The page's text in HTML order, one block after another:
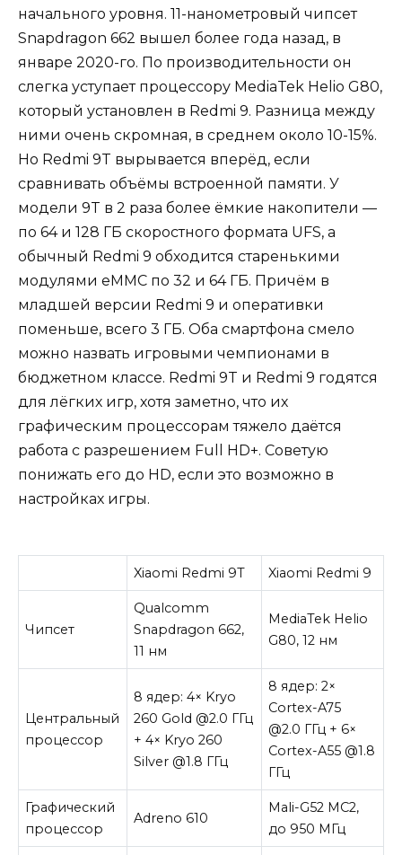
начального уровня. 11-нанометровый чипсет
Snapdragon 662 вышел более года назад, в
январе 2020-го. По производительности он
слегка уступает процессору MediaTek Helio G80,
который установлен в Redmi 9. Разница между
ними очень скромная, в среднем около 10-15%.
Но Redmi 9T вырывается вперёд, если
сравнивать объёмы встроенной памяти. У
модели 9T в 2 раза более ёмкие накопители —
по 64 и 128 ГБ скоростного формата UFS, а
обычный Redmi 9 обходится старенькими
модулями eMMC по 32 и 64 ГБ. Причём в
младшей версии Redmi 9 и оперативки
поменьше, всего 3 ГБ. Оба смартфона смело
можно назвать игровыми чемпионами в
бюджетном классе. Redmi 9T и Redmi 9 годятся
для лёгких игр, хотя заметно, что их
графическим процессорам тяжело даётся
работа с разрешением Full HD+. Советую
понижать его до HD, если это возможно в
настройках игры.
Xiaomi Redmi 9T Xiaomi Redmi 9
Чипсет
Qualcomm
Snapdragon 662,
11 нм
MediaTek Helio
G80, 12 нм
Центральный
процессор
8 ядер: 4× Kryo
260 Gold @2.0 ГГц
+ 4× Kryo 260
Silver @1.8 ГГц
8 ядер: 2×
Cortex-A75
@2.0 ГГц + 6×
Cortex-A55 @1.8
ГГц
Графический
процессор
Adreno 610
Mali-G52 MC2,
до 950 МГц